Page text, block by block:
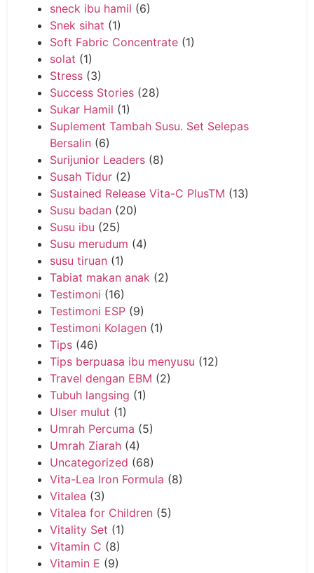
sneck ibu hamil (6)
Snek sihat (1)
Soft Fabric Concentrate (1)
solat (1)
Stress (3)
Success Stories (28)
Sukar Hamil (1)
Suplement Tambah Susu. Set Selepas
Bersalin (6)
Surijunior Leaders (8)
Susah Tidur (2)
Sustained Release Vita-C PlusTM (13)
Susu badan (20)
Susu ibu (25)
Susu merudum (4)
susu tiruan (1)
Tabiat makan anak (2)
Testimoni (16)
Testimoni ESP (9)
Testimoni Kolagen (1)
Tips (46)
Tips berpuasa ibu menyusu (12)
Travel dengan EBM (2)
Tubuh langsing (1)
Ulser mulut (1)
Umrah Percuma (5)
Umrah Ziarah (4)
Uncategorized (68)
Vita-Lea Iron Formula (8)
Vitalea (3)
Vitalea for Children (5)
Vitality Set (1)
Vitamin C (8)
Vitamin E (9)